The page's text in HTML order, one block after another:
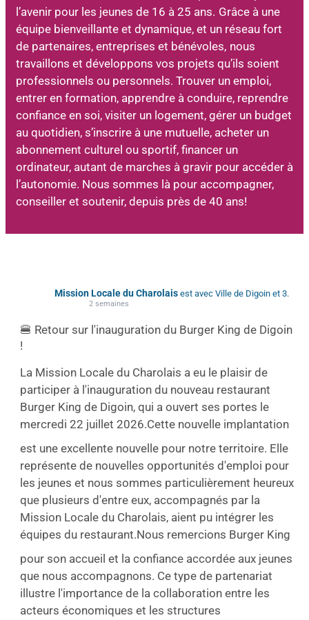
l’avenir pour les jeunes de 16 à 25 ans. Grâce à une
équipe bienveillante et dynamique, et un réseau fort
de partenaires, entreprises et bénévoles, nous
travaillons et développons vos projets qu’ils soient
professionnels ou personnels. Trouver un emploi,
entrer en formation, apprendre à conduire, reprendre
confiance en soi, visiter un logement, gérer un budget
au quotidien, s’inscrire à une mutuelle, acheter un
abonnement culturel ou sportif, financer un
ordinateur, autant de marches à gravir pour accéder à
l’autonomie. Nous sommes là pour accompagner,
conseiller et soutenir, depuis près de 40 ans!
Mission Locale du Charolaisest avec Ville de Digoin et 3.
2 semaines
🍔 Retour sur l'inauguration du Burger King de Digoin
!
La Mission Locale du Charolais a eu le plaisir de
participer à l'inauguration du nouveau restaurant
Burger King de Digoin, qui a ouvert ses portes le
mercredi 22 juillet 2026.Cette nouvelle implantation
est une excellente nouvelle pour notre territoire. Elle
représente de nouvelles opportunités d'emploi pour
les jeunes et nous sommes particulièrement heureux
que plusieurs d'entre eux, accompagnés par la
Mission Locale du Charolais, aient pu intégrer les
équipes du restaurant.Nous remercions Burger King
pour son accueil et la confiance accordée aux jeunes
que nous accompagnons. Ce type de partenariat
illustre l'importance de la collaboration entre les
acteurs économiques et les structures